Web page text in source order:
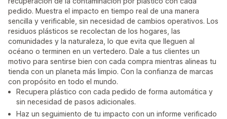
pedido. Muestra el impacto en tiempo real de una manera
sencilla y verificable, sin necesidad de cambios operativos. Los
residuos plásticos se recolectan de los hogares, las
comunidades y la naturaleza, lo que evita que lleguen al
océano o terminen en un vertedero. Dale a tus clientes un
motivo para sentirse bien con cada compra mientras alineas tu
tienda con un planeta más limpio. Con la confianza de marcas
con propósito en todo el mundo.
Recupera plástico con cada pedido de forma automática y
sin necesidad de pasos adicionales.
Haz un seguimiento de tu impacto con un informe verificado